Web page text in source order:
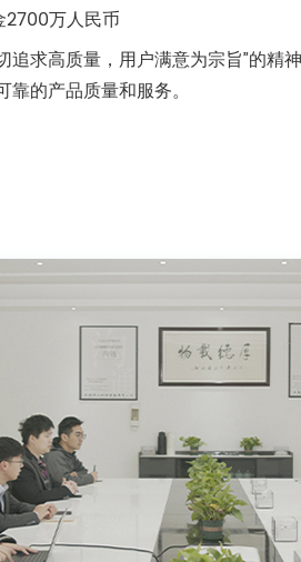
2700万人民币
追求高质量，用户满意为宗旨”的精
的产品质量和服务。